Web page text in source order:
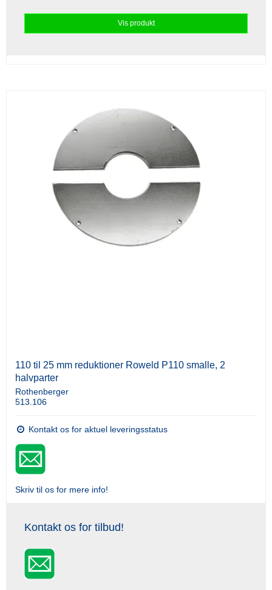
Vis produkt
110 til 25 mm reduktioner Roweld P110 smalle, 2
halvparter
Rothenberger
513.106
Kontakt os for aktuel leveringsstatus
Skriv til os for mere info!
Kontakt os for tilbud!